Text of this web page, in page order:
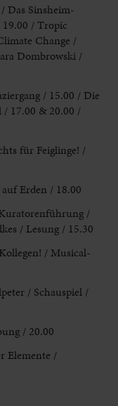
Das Sinsheim-
/ Tropic
Change /
Dombrowski /
/ 15.00 / Die
/ 17.00 & 20.00 /
für Feiglinge! /
Erden / 18.00
/
/ Lesung / 15.30
/ Musical-
/ Schauspiel /
/ 20.00
Elemente /